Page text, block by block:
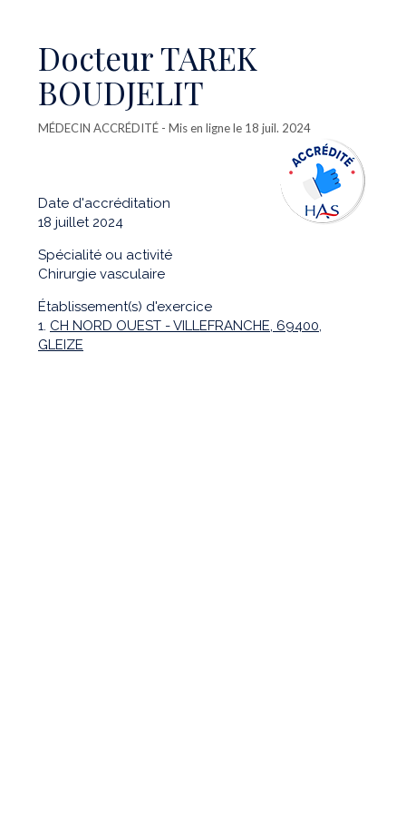
Docteur TAREK
BOUDJELIT
MÉDECIN ACCRÉDITÉ - Mis en ligne le 18 juil. 2024
Date d'accréditation
18 juillet 2024
Spécialité ou activité
Chirurgie vasculaire
Établissement(s) d'exercice
1. CH NORD OUEST - VILLEFRANCHE, 69400,
GLEIZE